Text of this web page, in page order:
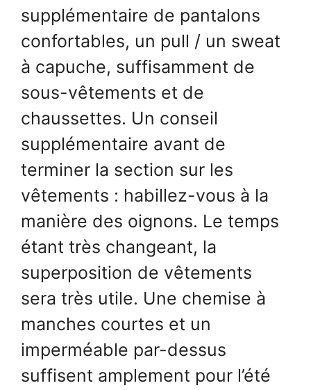
supplémentaire de pantalons
confortables, un pull / un sweat
à capuche, suffisamment de
sous-vêtements et de
chaussettes. Un conseil
supplémentaire avant de
terminer la section sur les
vêtements : habillez-vous à la
manière des oignons. Le temps
étant très changeant, la
superposition de vêtements
sera très utile. Une chemise à
manches courtes et un
imperméable par-dessus
suffisent amplement pour l’été